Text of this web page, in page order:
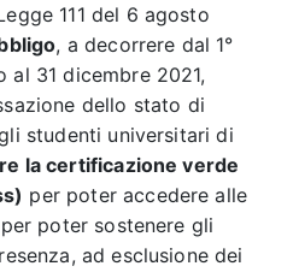
111 del 6 agosto
, a decorrere dal 1°
al 31 dicembre 2021,
dello stato di
studenti universitari di
la certificazione verde
per poter accedere alle
poter sostenere gli
ad esclusione dei